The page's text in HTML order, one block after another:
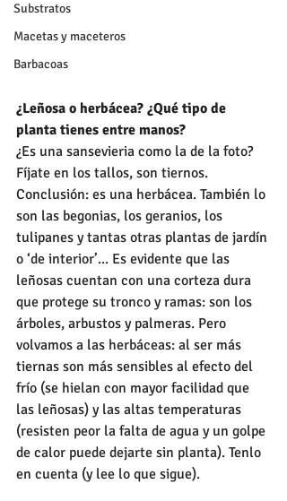
Substratos
Macetas y maceteros
Barbacoas
¿Leñosa o herbácea? ¿Qué tipo de
planta tienes entre manos?
¿Es una sansevieria como la de la foto?
Fíjate en los tallos, son tiernos.
Conclusión: es una herbácea. También lo
son las begonias, los geranios, los
tulipanes y tantas otras plantas de jardín
o ‘de interior’... Es evidente que las
leñosas cuentan con una corteza dura
que protege su tronco y ramas: son los
árboles, arbustos y palmeras. Pero
volvamos a las herbáceas: al ser más
tiernas son más sensibles al efecto del
frío (se hielan con mayor facilidad que
las leñosas) y las altas temperaturas
(resisten peor la falta de agua y un golpe
de calor puede dejarte sin planta). Tenlo
en cuenta (y lee lo que sigue).